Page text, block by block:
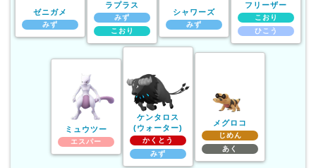
ゼニガメ
みず
ラプラス
みず
こおり
シャワーズ
みず
フリーザー
こおり
ひこう
ミュウツー
エスパー
ケンタロス
(ウォーター)
かくとう
みず
メグロコ
じめん
あく